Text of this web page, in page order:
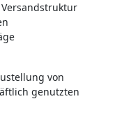
von
genutzten